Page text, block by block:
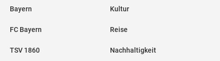
Bayern
FC Bayern
TSV 1860
Kultur
Reise
Nachhaltigkeit